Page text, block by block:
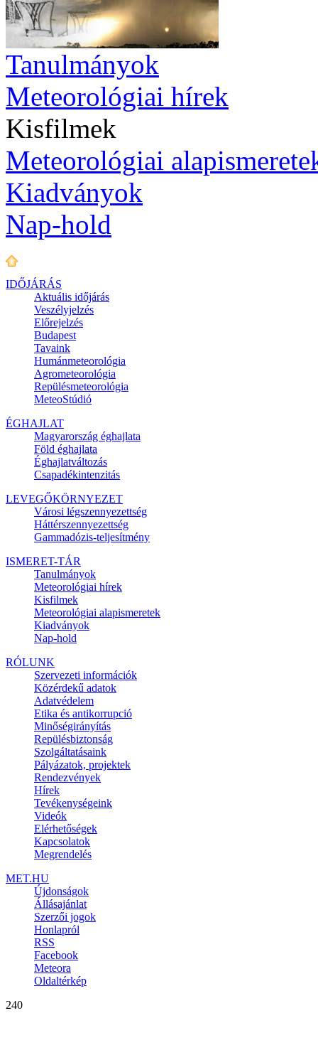
Tanulmányok
Meteorológiai hírek
Kisfilmek
Meteorológiai
Kiadványok
Nap-hold
IDŐJÁRÁS
Aktuális időjárás
Veszélyjelzés
Előrejelzés
Budapest
Tavaink
Humánmeteorológia
Agrometeorológia
Repülésmeteorológia
MeteoStúdió
ÉGHAJLAT
Magyarország éghajlata
Föld éghajlata
Éghajlatváltozás
Csapadékintenzitás
LEVEGŐKÖRNYEZET
Városi légszennyezettség
Háttérszennyezettség
Gammadózis-teljesítmény
ISMERET-TÁR
Tanulmányok
Meteorológiai hírek
Kisfilmek
Meteorológiai alapismeretek
Kiadványok
Nap-hold
RÓLUNK
Szervezeti információk
Közérdekű adatok
Adatvédelem
Etika és antikorrupció
Minőségirányítás
Repülésbiztonság
Szolgáltatásaink
Pályázatok, projektek
Rendezvények
Hírek
Tevékenységeink
Videók
Elérhetőségek
Kapcsolatok
Megrendelés
MET.HU
Újdonságok
Állásajánlat
Szerzői jogok
Honlapról
RSS
Facebook
Meteora
Oldaltérkép
240